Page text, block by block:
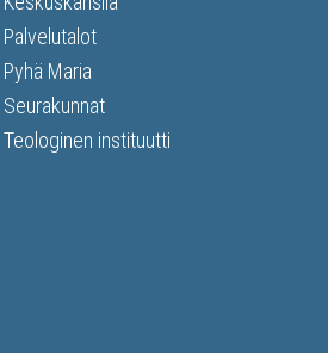
Palvelutalot
Pyhä Maria
Seurakunnat
Teologinen instituutti